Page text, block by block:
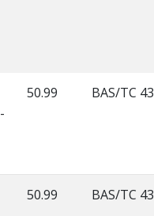
50.99 BAS/TC 43
50.99 BAS/TC 43